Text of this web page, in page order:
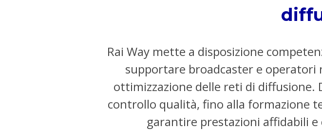
Rai Way mette a disposizione
supportare broadcaster e operatori
ottimizzazione delle reti di diffusione.
controllo qualità, fino alla formazione
garantire prestazioni affidabili